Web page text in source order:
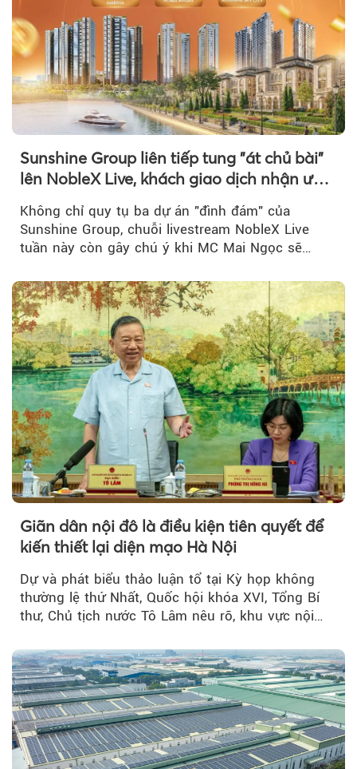
Sunshine Group liên tiếp tung "át chủ bài"
lên NobleX Live, khách giao dịch nhận ưu
Không chỉ quy tụ ba dự án "đình đám" của
Sunshine Group, chuỗi livestream NobleX Live
tuần này còn gây chú ý khi MC Mai Ngọc sẽ
Giãn dân nội đô là điều kiện tiên quyết để
kiến thiết lại diện mạo Hà Nội
Dự và phát biểu thảo luận tổ tại Kỳ họp không
thường lệ thứ Nhất, Quốc hội khóa XVI, Tổng Bí
thư, Chủ tịch nước Tô Lâm nêu rõ, khu vực nội